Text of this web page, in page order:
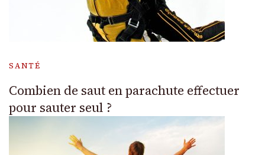
SANTÉ
Combien de saut en parachute effectuer
pour sauter seul ?